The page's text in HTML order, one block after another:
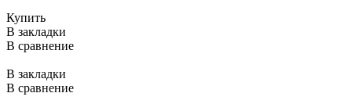
Купить
В закладки
В сравнение
В закладки
В сравнение